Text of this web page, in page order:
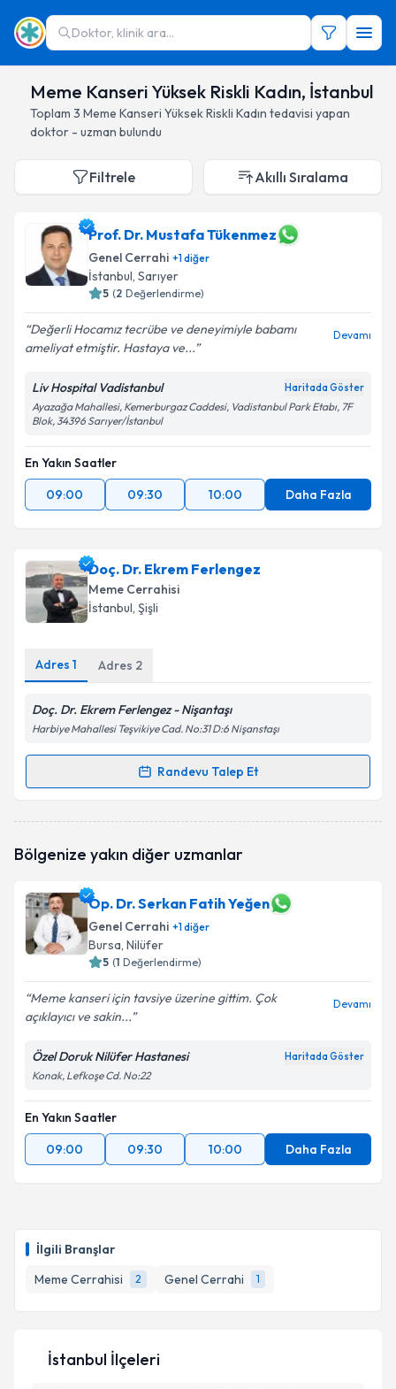
Doktor, klinik ara...
Meme Kanseri Yüksek Riskli Kadın, İstanbul
Toplam 3 Meme Kanseri Yüksek Riskli Kadın tedavisi yapan
doktor - uzman bulundu
İlgili Branşlar
Meme Cerrahisi
2 Genel Cerrahi 1
Filtrele Akıllı Sıralama
Prof. Dr. Mustafa Tükenmez
Genel Cerrahi +1diğer
İstanbul, Sarıyer
5 (2 Değerlendirme)
Değerli Hocamız tecrübe ve deneyimiyle babamı
ameliyat etmiştir. Hastaya ve...
Devamı
Liv Hospital Vadistanbul Haritada Göster
Ayazağa Mahallesi, Kemerburgaz Caddesi, Vadistanbul Park Etabı, 7F
Blok, 34396 Sarıyer/İstanbul
En Yakın Saatler
09:00
09:30 10:00 Daha Fazla
Doç. Dr. Ekrem Ferlengez
Meme Cerrahisi
İstanbul, Şişli
Adres 1 Adres 2
Doç. Dr. Ekrem Ferlengez - Nişantaşı
Harbiye Mahallesi Teşvikiye Cad. No:31 D:6 Nişanstaşı
Randevu Talep Et
Randevu Takvimi Talebi
talebi oluşturun. Size bu uzmandan randevu almanız
bilgilendireceğiz.
E-posta Adresiniz
Kişisel verilerimin işlenmesine ilişkin
kapsamda işlenmesini kabul ediyorum.
Takvim Talebini Gönder
Bölgenize yakın diğer uzmanlar
Op. Dr. Serkan Fatih Yeğen
Genel Cerrahi +1diğer
Bursa, Nilüfer
5 (1 Değerlendirme)
Meme kanseri için tavsiye üzerine gittim. Çok
açıklayıcı ve sakin...
Devamı
Özel Doruk Nilüfer Hastanesi Haritada Göster
Konak, Lefkoşe Cd. No:22
En Yakın Saatler
09:00
09:30 10:00 Daha Fazla
İstanbul İlçeleri